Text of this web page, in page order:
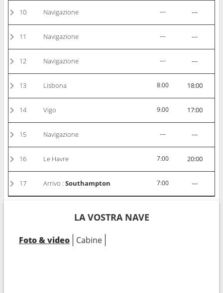
10 Navigazione --- ---
11 Navigazione --- ---
12 Navigazione --- ---
13 Lisbona 8:00 18:00
14 Vigo 9:00 17:00
15 Navigazione --- ---
16 Le Havre 7:00 20:00
17 Arrivo :Southampton 7:00 ---
LA VOSTRA NAVE
Foto & video Cabine